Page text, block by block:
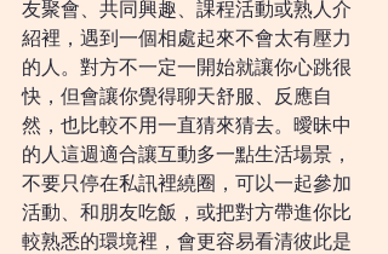
友聚會、共同興趣、課程活動或熟人介
紹裡，遇到一個相處起來不會太有壓力
的人。對方不一定一開始就讓你心跳很
快，但會讓你覺得聊天舒服、反應自
然，也比較不用一直猜來猜去。曖昧中
的人這週適合讓互動多一點生活場景，
不要只停在私訊裡繞圈，可以一起參加
活動、和朋友吃飯，或把對方帶進你比
較熟悉的環境裡，會更容易看清彼此是